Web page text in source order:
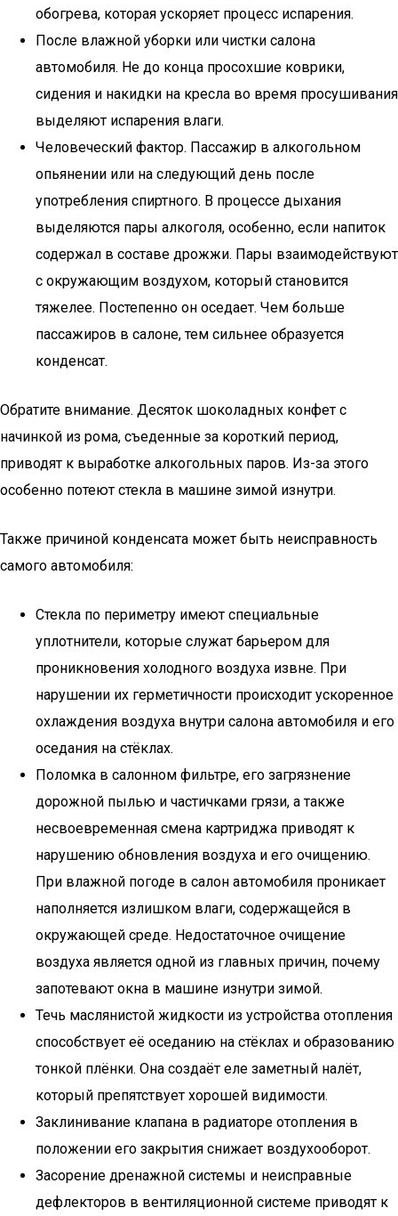
обогрева, которая ускоряет процесс испарения.
После влажной уборки или чистки салона
автомобиля. Не до конца просохшие коврики,
сидения и накидки на кресла во время просушивания
выделяют испарения влаги.
Человеческий фактор. Пассажир в алкогольном
опьянении или на следующий день после
употребления спиртного. В процессе дыхания
выделяются пары алкоголя, особенно, если напиток
содержал в составе дрожжи. Пары взаимодействуют
с окружающим воздухом, который становится
тяжелее. Постепенно он оседает. Чем больше
пассажиров в салоне, тем сильнее образуется
конденсат.
Обратите внимание. Десяток шоколадных конфет с
начинкой из рома, съеденные за короткий период,
приводят к выработке алкогольных паров. Из-за этого
особенно потеют стекла в машине зимой изнутри.
Также причиной конденсата может быть неисправность
самого автомобиля:
Стекла по периметру имеют специальные
уплотнители, которые служат барьером для
проникновения холодного воздуха извне. При
нарушении их герметичности происходит ускоренное
охлаждения воздуха внутри салона автомобиля и его
оседания на стёклах.
Поломка в салонном фильтре, его загрязнение
дорожной пылью и частичками грязи, а также
несвоевременная смена картриджа приводят к
нарушению обновления воздуха и его очищению.
При влажной погоде в салон автомобиля проникает
наполняется излишком влаги, содержащейся в
окружающей среде. Недостаточное очищение
воздуха является одной из главных причин, почему
запотевают окна в машине изнутри зимой.
Течь маслянистой жидкости из устройства отопления
способствует её оседанию на стёклах и образованию
тонкой плёнки. Она создаёт еле заметный налёт,
который препятствует хорошей видимости.
Заклинивание клапана в радиаторе отопления в
положении его закрытия снижает воздухооборот.
Засорение дренажной системы и неисправные
дефлекторов в вентиляционной системе приводят к